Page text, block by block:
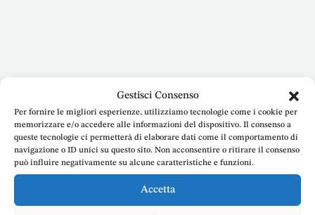
Gestisci Consenso
Per fornire le migliori esperienze, utilizziamo tecnologie come i cookie per
memorizzare e/o accedere alle informazioni del dispositivo. Il consenso a
queste tecnologie ci permetterà di elaborare dati come il comportamento di
navigazione o ID unici su questo sito. Non acconsentire o ritirare il consenso
può influire negativamente su alcune caratteristiche e funzioni.
Accetta
E-mail